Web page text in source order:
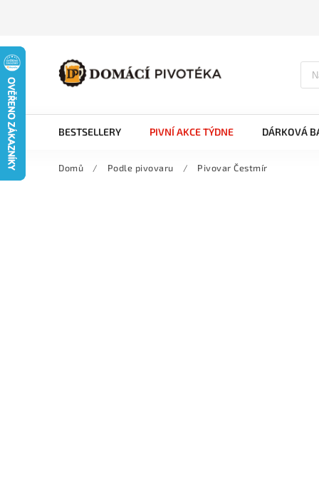
BESTSELLERY PIVNÍ AKCE TÝDNE DÁRKOVÁ
Domů / Podle pivovaru / Pivovar Čestmír